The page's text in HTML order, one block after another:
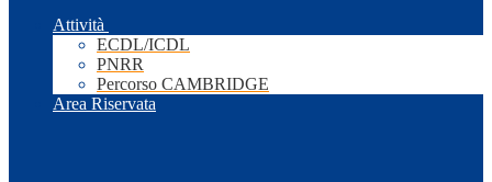
Attività
ECDL/ICDL
PNRR
Percorso CAMBRIDGE
Area Riservata